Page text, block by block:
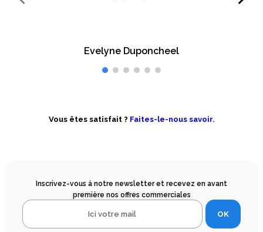
Evelyne Duponcheel
Vous êtes satisfait ? Faites-le-nous savoir.
Inscrivez-vous à notre newsletter et recevez en avant
première nos offres commerciales
OK